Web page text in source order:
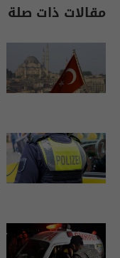
مقالات ذات صلة